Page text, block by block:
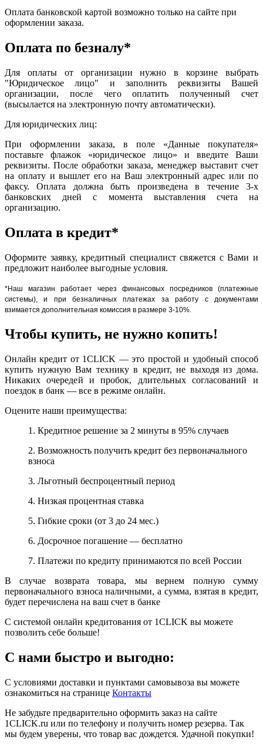
Оплата банковской картой возможно только на сайте при
оформлении заказа.
Оплата по безналу*
Для оплаты от организации нужно в корзине выбрать
"Юридическое лицо" и заполнить реквизиты Вашей
организации, после чего оплатить полученный счет
(высылается на электронную почту автоматически).
Для юридических лиц:
При оформлении заказа, в поле «Данные покупателя»
поставьте флажок «юридическое лицо» и введите Ваши
реквизиты. После обработки заказа, менеджер выставит счет
на оплату и вышлет его на Ваш электронный адрес или по
факсу. Оплата должна быть произведена в течение 3-х
банковских дней с момента выставления счета на
организацию.
Оплата в кредит*
Оформите заявку, кредитный специалист свяжется с Вами и
предложит наиболее выгодные условия.
*Наш магазин работает через финансовых посредников (платежные
системы), и при безналичных платежах за работу с документами
взимается дополнительная комиссия в размере 3-10%.
Чтобы купить, не нужно копить!
Онлайн кредит от 1CLICK — это простой и удобный способ
купить нужную Вам технику в кредит, не выходя из дома.
Никаких очередей и пробок, длительных согласований и
поездок в банк — все в режиме онлайн.
Оцените наши преимущества:
1. Кредитное решение за 2 минуты в 95% случаев
2. Возможность получить кредит без первоначального
взноса
3. Льготный беспроцентный период
4. Низкая процентная ставка
5. Гибкие сроки (от 3 до 24 мес.)
6. Досрочное погашение — бесплатно
7. Платежи по кредиту принимаются по всей России
В случае возврата товара, мы вернем полную сумму
первоначального взноса наличными, а сумма, взятая в кредит,
будет перечислена на ваш счет в банке
С системой онлайн кредитования от 1CLICK вы можете
позволить себе больше!
С нами быстро и выгодно:
С условиями доставки и пунктами самовывоза вы можете
ознакомиться на странице Контакты
Не забудьте предварительно оформить заказ на сайте
1CLICK.ru или по телефону и получить номер резерва. Так
мы будем уверены, что товар вас дождется. Удачной покупки!